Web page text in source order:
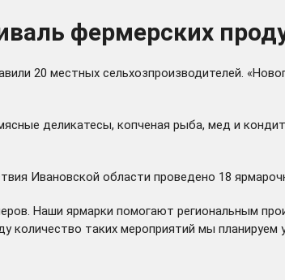
фермерских
20 местных сельхозпроизводителей.
деликатесы, копченая рыба, мед и
Ивановской области проведено 18
Наши ярмарки помогают региональным
количество таких мероприятий мы